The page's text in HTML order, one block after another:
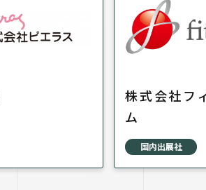
株式会社フ
ム
国内出展社